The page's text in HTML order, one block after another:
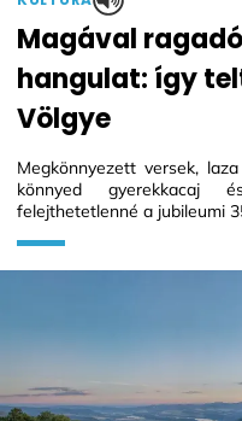
Magával
hangulat: így
Völgye
Megkönnyezett versek,
könnyed gyerekkacaj
felejthetetlenné a jubileumi